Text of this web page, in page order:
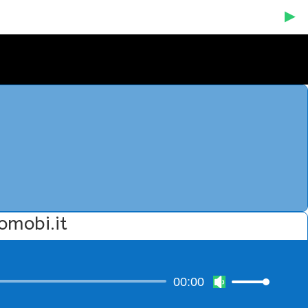
00:00
Usa